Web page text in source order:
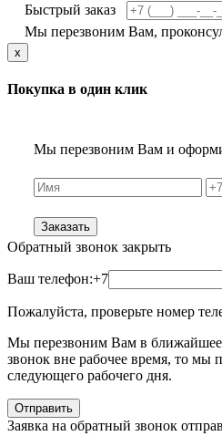
Быстрый заказ
Мы перезвоним Вам,
x
Покупка в один клик
Мы перезвоним Вам и
Заказать
Обратный звонок закрыть
Ваш телефон:+7
Пожалуйста, проверьте номер
Мы перезвоним Вам в ближайшее
звонок вне рабочее время, то мы
следующего рабочего дня.
Отправить
Заявка на обратный звонок